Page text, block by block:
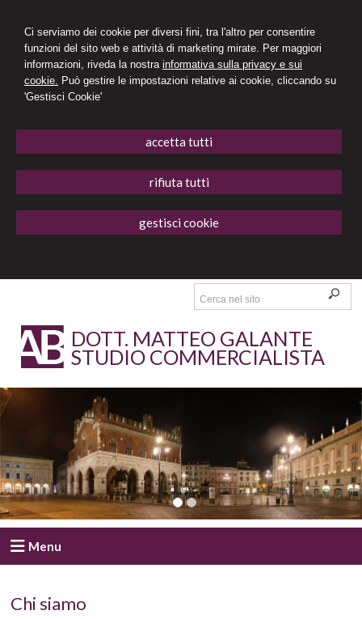
Ci serviamo dei cookie per diversi fini, tra l'altro per consentire
funzioni del sito web e attività di marketing mirate. Per maggiori
informazioni, riveda la nostra informativa sulla privacy e sui
cookie. Può gestire le impostazioni relative ai cookie, cliccando su
'Gestisci Cookie'
accetta tutti
rifiuta tutti
gestisci cookie
DOTT. MATTEO GALANTE
STUDIO COMMERCIALISTA
Menu
Chi siamo